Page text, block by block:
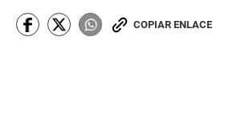
COPIAR ENLACE